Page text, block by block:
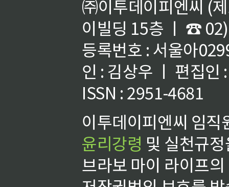
㈜이투데이피엔씨 (
이빌딩 15층 ㅣ ☎
등록번호 : 서울아
인 : 김상우 ㅣ 편집인
ISSN : 2951-4681
이투데이피엔씨 임
윤리강령 및 실천규
브라보 마이 라이프